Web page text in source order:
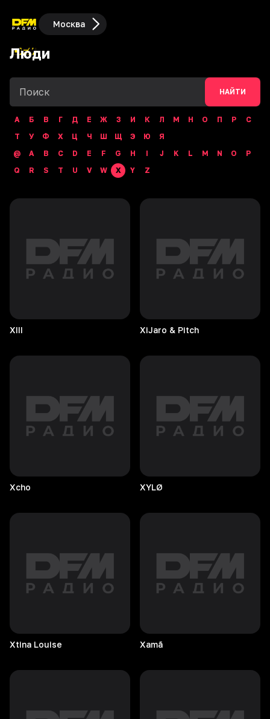
Москва
Люди
НАЙТИ
А Б В Г Д Е Ж З И К Л М Н О П Р
С
Т
У Ф Х Ц Ч Ш Щ Э Ю
Я
@
A B C D E F G H I J K L M N O
P
Q
R S T U V W X Y Z
XIII XiJaro & Pitch
Xcho XYLØ
Xtina Louise Xamã